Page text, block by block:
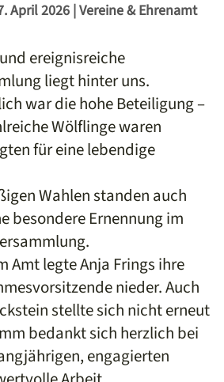
April 2026| Vereine & Ehrenamt
ereignisreiche
liegt hinter uns.
war die hohe Beteiligung –
Wölflinge waren
für eine lebendige
Wahlen standen auch
besondere Ernennung im
Amt legte Anja Frings ihre
nieder. Auch
stellte sich nicht erneut
bedankt sich herzlich bei
engagierten